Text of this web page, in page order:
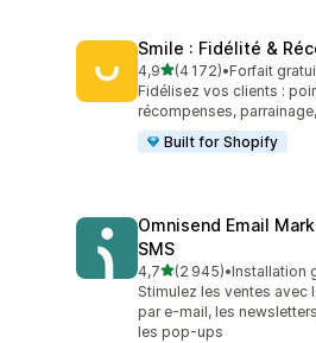
Smile : Fidélité &
4,9étoile(s) sur 5
(4 172)
4172 avis au total
•Forfait
Fidélisez vos clients :
récompenses,
Built for Shopify
Omnisend Email
SMS
4,7étoile(s) sur 5
(2 945)
2945 avis au total
•Installation
Stimulez les ventes avec
par e-mail, les
les pop-ups